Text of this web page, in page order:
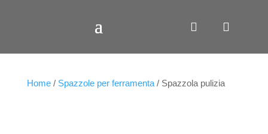
Home/ Spazzole per ferramenta/ Spazzola pulizia